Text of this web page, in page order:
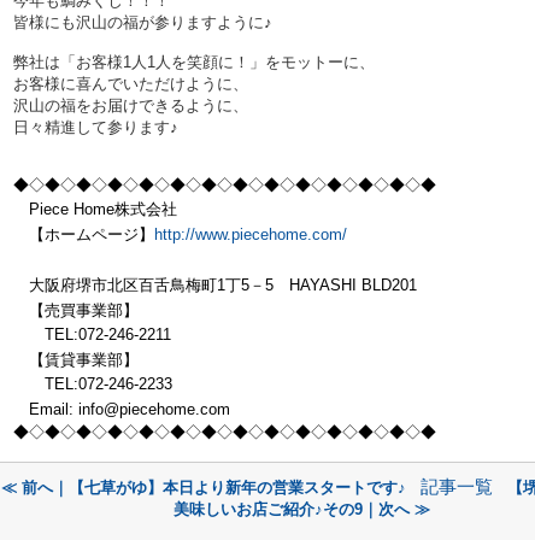
皆様にも沢山の福が参りますように♪
弊社は「お客様1人1人を笑顔に！」をモットーに、
お客様に喜んでいただけように、
沢山の福をお届けできるように、
日々精進して参ります♪
◆◇◆◇◆◇◆◇◆◇◆◇◆◇◆◇◆◇◆◇◆◇◆◇◆◇◆
Piece Home株式会社
【ホームページ】
http://www.piecehome.com/
大阪府堺市北区百舌鳥梅町1丁5－5 HAYASHI BLD201
【売買事業部】
TEL:072-246-2211
【賃貸事業部】
TEL:072-246-2233
Email: info@piecehome.com
◆◇◆◇◆◇◆◇◆◇◆◇◆◇◆◇◆◇◆◇◆◇◆◇◆◇◆
≪ 前へ｜【七草がゆ】本日より新年の営業スタートです♪ 記事一覧
【
美味しいお店ご紹介♪その9｜次へ ≫